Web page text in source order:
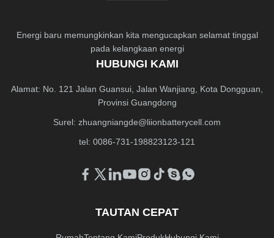
Energi baru memungkinkan kita mengucapkan selamat tinggal
pada kelangkaan energi
HUBUNGI KAMI
Alamat: No. 121 Jalan Guansui, Jalan Wanjiang, Kota Dongguan,
Provinsi Guangdong
Surel: zhuangniangde@liionbatterycell.com
tel: 0086-731-198823123-121
TAUTAN CEPAT